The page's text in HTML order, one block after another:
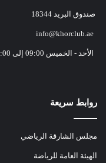
صندوق البريد 18344
الأحد - الخميس 09:00 إلى 13:00
روابط سريعة
مجلس الشارقة الرياضي
الهيئة العامة للرياضة